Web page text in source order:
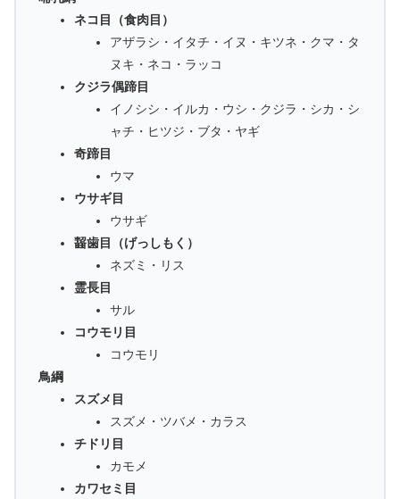
ネコ目（食肉目）
アザラシ・イタチ・イヌ・キツネ・クマ・タ
ヌキ・ネコ・ラッコ
クジラ偶蹄目
イノシシ・イルカ・ウシ・クジラ・シカ・シ
ャチ・ヒツジ・ブタ・ヤギ
奇蹄目
ウマ
ウサギ目
ウサギ
齧歯目（げっしもく）
ネズミ・リス
霊長目
サル
コウモリ目
コウモリ
鳥綱
スズメ目
スズメ・ツバメ・カラス
チドリ目
カモメ
カワセミ目